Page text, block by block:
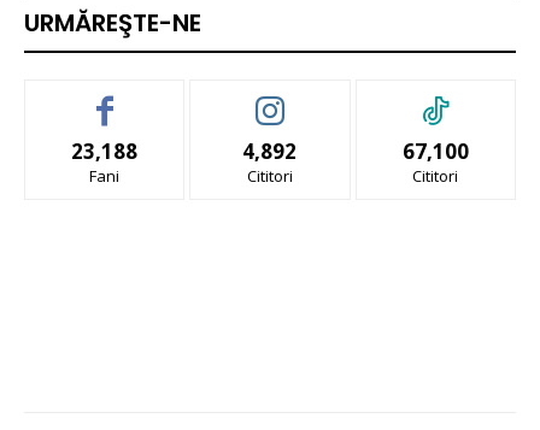
URMĂREŞTE-NE
23,188
Fani
4,892
Cititori
67,100
Cititori